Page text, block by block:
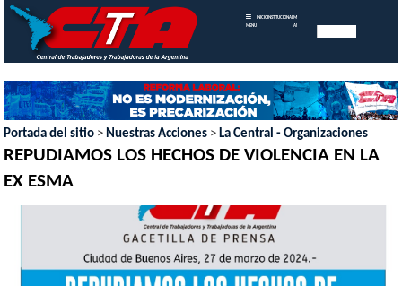
MENU
INICIOINSTITUCIONAL MEMORIAS
ANUALES
Portada del sitio > Nuestras Acciones > La Central - Organizaciones
REPUDIAMOS LOS HECHOS DE VIOLENCIA EN LA
EX ESMA